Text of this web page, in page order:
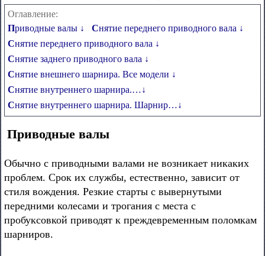
Оглавление:
Приводные валы ↓
Снятие переднего приводного вала ↓
Снятие переднего приводного вала ↓
Снятие заднего приводного вала ↓
Снятие внешнего шарнира. Все модели ↓
Снятие внутреннего шарнира.…↓
Снятие внутреннего шарнира. Шарнир…↓
Приводные валы
Обычно с приводными валами не возникает никаких
проблем. Срок их службы, естественно, зависит от
стиля вождения. Резкие старты с вывернутыми
передними колесами и трогания с места с
пробуксовкой приводят к преждевременным поломкам
шарниров.